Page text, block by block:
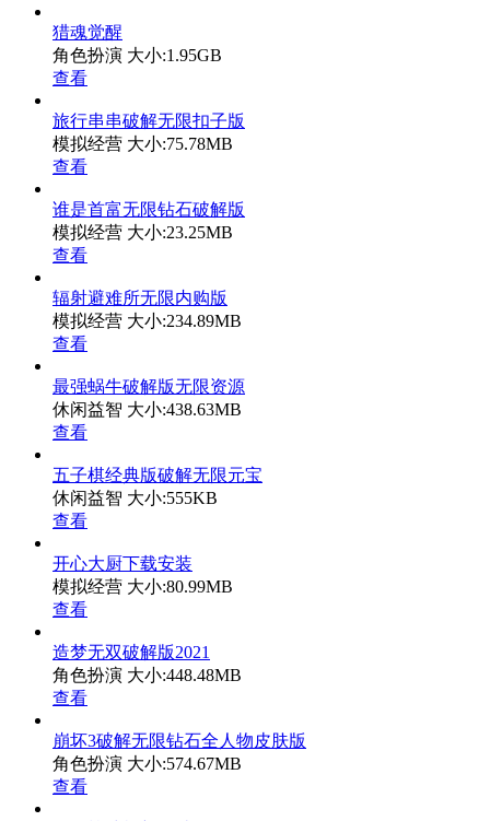
猎魂觉醒
角色扮演 大小:1.95GB
查看
旅行串串破解无限扣子版
模拟经营 大小:75.78MB
查看
谁是首富无限钻石破解版
模拟经营 大小:23.25MB
查看
辐射避难所无限内购版
模拟经营 大小:234.89MB
查看
最强蜗牛破解版无限资源
休闲益智 大小:438.63MB
查看
五子棋经典版破解无限元宝
休闲益智 大小:555KB
查看
开心大厨下载安装
模拟经营 大小:80.99MB
查看
造梦无双破解版2021
角色扮演 大小:448.48MB
查看
崩坏3破解无限钻石全人物皮肤版
角色扮演 大小:574.67MB
查看